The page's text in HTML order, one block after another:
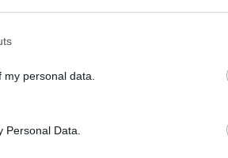
personal data.
Data.
Giuliani a Come States?